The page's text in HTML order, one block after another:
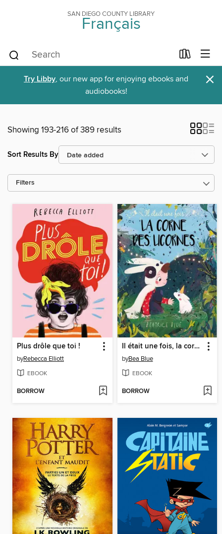
SAN DIEGO COUNTY LIBRARY
Français
Try Libby, our new app for enjoying ebooks and
audiobooks!
×
Showing 193-216 of 389 results
Sort Results By
Filters
Plus drôle que toi !
byRebecca Elliott
EBOOK
BORROW
Il était une fois, la corne des licornes
byBea Blue
EBOOK
BORROW